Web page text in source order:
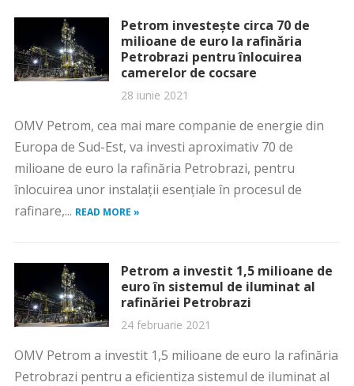
Petrom investește circa 70 de
milioane de euro la rafinăria
Petrobrazi pentru înlocuirea
camerelor de cocsare
28 iunie 2021
OMV Petrom, cea mai mare companie de energie din
Europa de Sud-Est, va investi aproximativ 70 de
milioane de euro la rafinăria Petrobrazi, pentru
înlocuirea unor instalații esențiale în procesul de
rafinare,... READ MORE »
Petrom a investit 1,5 milioane de
euro în sistemul de iluminat al
rafinăriei Petrobrazi
24 februarie 2021
OMV Petrom a investit 1,5 milioane de euro la rafinăria
Petrobrazi pentru a eficientiza sistemul de iluminat al